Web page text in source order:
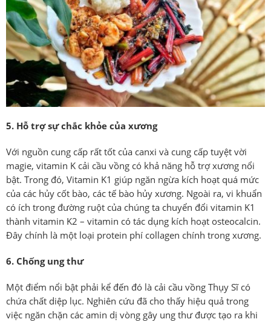
5. Hỗ trợ sự chắc khỏe của xương
Với nguồn cung cấp rất tốt của canxi và cung cấp tuyệt vời
magie, vitamin K cải cầu vồng có khả năng hỗ trợ xương nổi
bật. Trong đó, Vitamin K1 giúp ngăn ngừa kích hoạt quá mức
của các hủy cốt bào, các tế bào hủy xương. Ngoài ra, vi khuẩn
có ích trong đường ruột của chúng ta chuyển đổi vitamin K1
thành vitamin K2 – vitamin có tác dụng kích hoạt osteocalcin.
Đây chính là một loại protein phí collagen chính trong xương.
6. Chống ung thư
Một điểm nổi bật phải kể đến đó là cải cầu vồng Thụy Sĩ có
chứa chất diệp lục. Nghiên cứu đã cho thấy hiệu quả trong
việc ngăn chặn các amin dị vòng gây ung thư được tạo ra khi